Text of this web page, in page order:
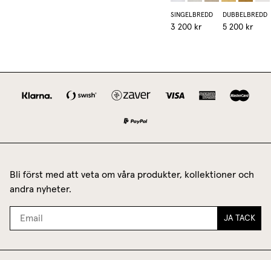
SINGELBREDD
3 200 kr
DUBBELBREDD
5 200 kr
Bli först med att veta om våra produkter, kollektioner och
andra nyheter.
JA TACK